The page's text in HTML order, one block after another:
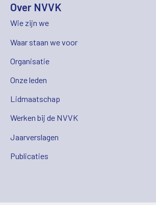
Over NVVK
Wie zijn we
Waar staan we voor
Organisatie
Onze leden
Lidmaatschap
Werken bij de NVVK
Jaarverslagen
Publicaties